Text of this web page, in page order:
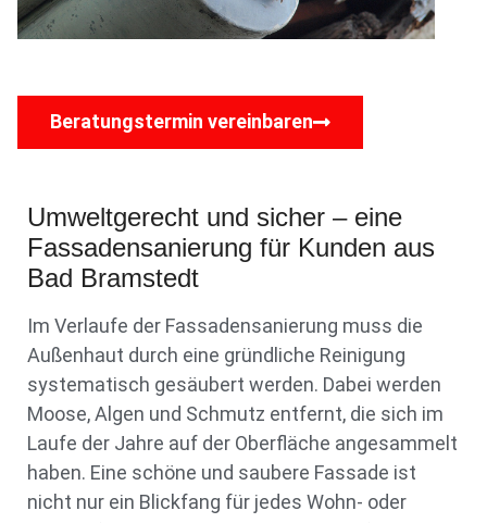
Beratungstermin vereinbaren
Umweltgerecht und sicher – eine
Fassadensanierung für Kunden aus
Bad Bramstedt
Im Verlaufe der Fassadensanierung muss die
Außenhaut durch eine gründliche Reinigung
systematisch gesäubert werden. Dabei werden
Moose, Algen und Schmutz entfernt, die sich im
Laufe der Jahre auf der Oberfläche angesammelt
haben. Eine schöne und saubere Fassade ist
nicht nur ein Blickfang für jedes Wohn- oder